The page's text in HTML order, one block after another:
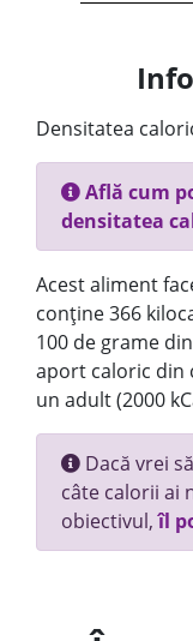
Densitatea
Află cum
densitatea
Acest aliment
conține 366
100 de grame
aport caloric din
un adult (2000
Dacă vrei
câte calorii ai
obiectivul,îl